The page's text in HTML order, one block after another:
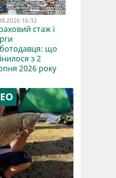
16:32
стаж і
що
з 2
2026 року